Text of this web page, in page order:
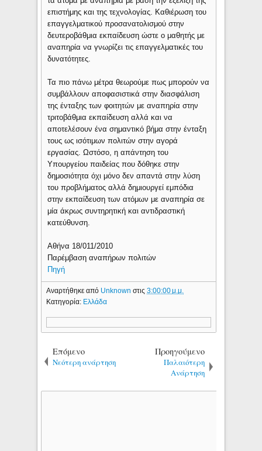
επιστήμης και της τεχνολογίας. Καθιέρωση του
επαγγελματικού προσανατολισμού στην
δευτεροβάθμια εκπαίδευση ώστε ο μαθητής με
αναπηρία να γνωρίζει τις επαγγελματικές του
δυνατότητες.
Τα πιο πάνω μέτρα θεωρούμε πως μπορούν να
συμβάλλουν αποφασιστικά στην διασφάλιση
της ένταξης των φοιτητών με αναπηρία στην
τριτοβάθμια εκπαίδευση αλλά και να
αποτελέσουν ένα σημαντικό βήμα στην ένταξη
τους ως ισότιμων πολιτών στην αγορά
εργασίας. Ωστόσο, η απάντηση του
Υπουργείου παιδείας που δόθηκε στην
δημοσιότητα όχι μόνο δεν απαντά στην λύση
του προβλήματος αλλά δημιουργεί εμπόδια
στην εκπαίδευση των ατόμων με αναπηρία σε
μία άκρως συντηρητική και αντιδραστική
κατεύθυνση.
Αθήνα 18/011/2010
Παρέμβαση αναπήρων πολιτών
Πηγή
Αναρτήθηκε από Unknownστις3:00:00 μ.μ.
Κατηγορία: Ελλάδα
Επόμενο
Νεότερη ανάρτηση
Προηγούμενο
Παλαιότερη
Ανάρτηση